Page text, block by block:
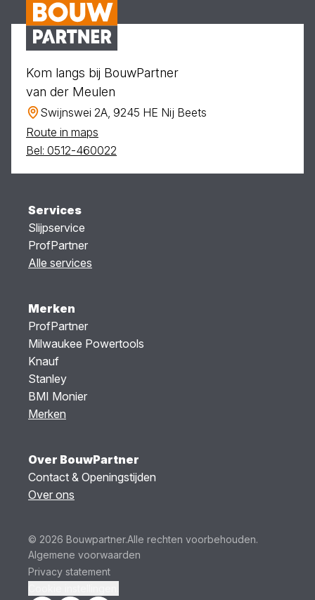
Kom langs bij BouwPartner
van der Meulen
Swijnswei 2A, 9245 HE Nij Beets
Route in maps
Bel: 0512-460022
Services
Slijpservice
ProfPartner
Alle services
Merken
ProfPartner
Milwaukee Powertools
Knauf
Stanley
BMI Monier
Merken
Over BouwPartner
Contact & Openingstijden
Over ons
© 2026 Bouwpartner.Alle rechten voorbehouden.
Algemene voorwaarden
Privacy statement